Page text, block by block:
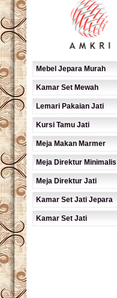
Mebel Jepara Murah
Kamar Set Mewah
Lemari Pakaian Jati
Kursi Tamu Jati
Meja Makan Marmer
Meja Direktur Minimalis
Meja Direktur Jati
Kamar Set Jati Jepara
Kamar Set Jati